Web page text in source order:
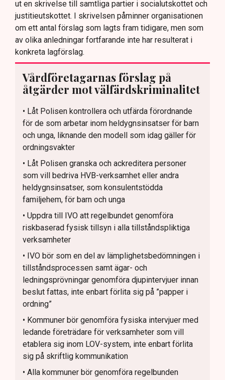
ut en skrivelse till samtliga partier i socialutskottet och
justitieutskottet. I skrivelsen påminner organisationen
om ett antal förslag som lagts fram tidigare, men som
av olika anledningar fortfarande inte har resulterat i
konkreta lagförslag.
Vårdföretagarnas förslag på
åtgärder mot välfärdskriminalitet
• Låt Polisen kontrollera och utfärda förordnande
för de som arbetar inom heldygnsinsatser för barn
och unga, liknande den modell som idag gäller för
ordningsvakter
• Låt Polisen granska och ackreditera personer
som vill bedriva HVB-verksamhet eller andra
heldygnsinsatser, som konsulentstödda
familjehem, för barn och unga
• Uppdra till IVO att regelbundet genomföra
riskbaserad fysisk tillsyn i alla tillståndspliktiga
verksamheter
• IVO bör som en del av lämplighetsbedömningen i
tillståndsprocessen samt ägar- och
ledningsprövningar genomföra djupintervjuer innan
beslut fattas, inte enbart förlita sig på ”papper i
ordning”
• Kommuner bör genomföra fysiska intervjuer med
ledande företrädare för verksamheter som vill
etablera sig inom LOV-system, inte enbart förlita
sig på skriftlig kommunikation
• Alla kommuner bör genomföra regelbunden